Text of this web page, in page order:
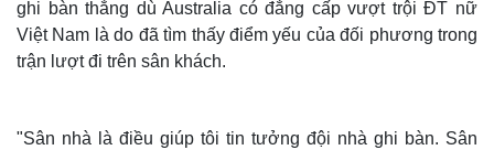
ghi bàn thắng dù Australia có đẳng cấp vượt trội ĐT nữ
Việt Nam là do đã tìm thấy điểm yếu của đối phương trong
trận lượt đi trên sân khách.
"Sân nhà là điều giúp tôi tin tưởng đội nhà ghi bàn. Sân